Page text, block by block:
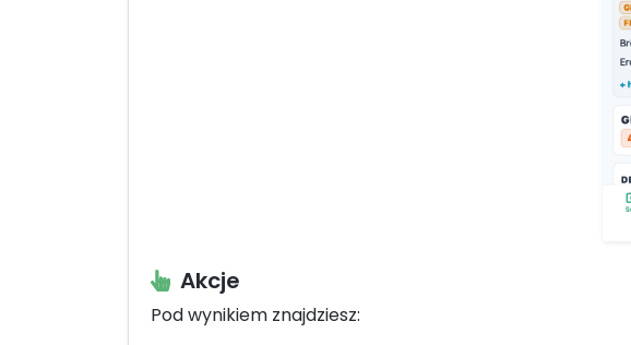
Akcje
Pod wynikiem znajdziesz: